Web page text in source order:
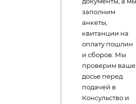
заполним
анкеты,
квитанции на
оплату пошлин
и сборов. Мы
проверим ваше
досье перед
подачей в
Консульство и